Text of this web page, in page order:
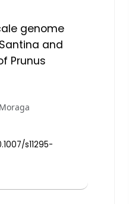
genome
and
Prunus
s11295-